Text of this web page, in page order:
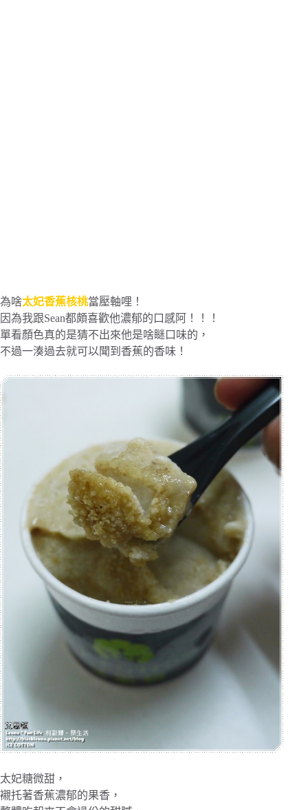
為啥太妃香蕉核桃當壓軸哩！
因為我跟Sean都頗喜歡他濃郁的口感阿！！！
單看顏色真的是猜不出來他是啥瞇口味的，
不過一湊過去就可以聞到香蕉的香味！
太妃糖微甜，
襯托著香蕉濃郁的果香，